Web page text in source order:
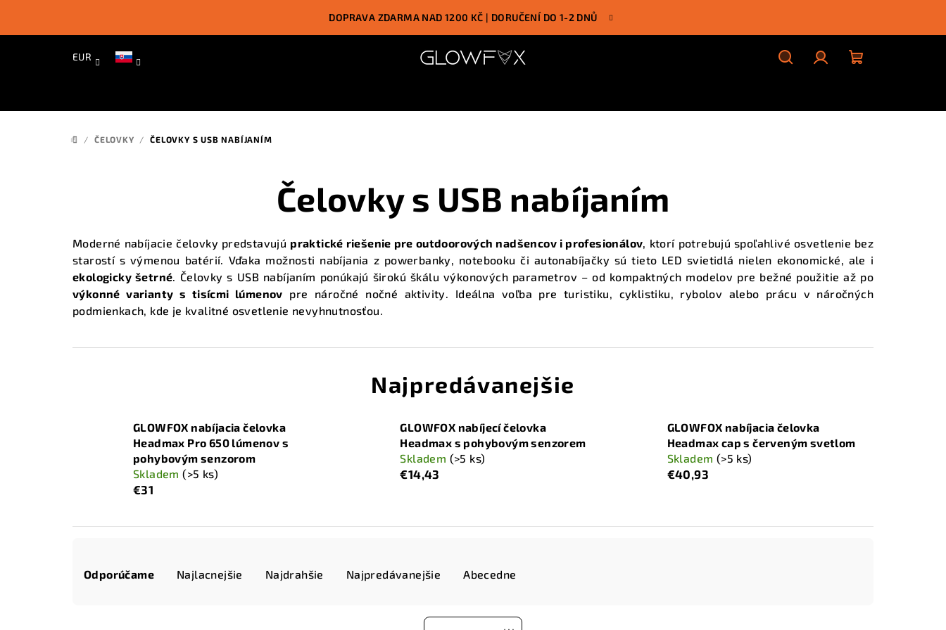
DOPRAVA ZDARMA NAD 1200 KČ | DORUČENÍ DO 1-2 DNŮ
EUR
DOMOV
/ ČELOVKY / ČELOVKY S USB NABÍJANÍM
Čelovky s USB nabíjaním
Moderné nabíjacie čelovky predstavujú praktické riešenie pre outdoorových nadšencov i profesionálov, ktorí potrebujú spoľahlivé osvetlenie bez
starostí s výmenou batérií. Vďaka možnosti nabíjania z powerbanky, notebooku či autonabíjačky sú tieto LED svietidlá nielen ekonomické, ale i
ekologicky šetrné. Čelovky s USB nabíjaním ponúkajú širokú škálu výkonových parametrov – od kompaktných modelov pre bežné použitie až po
výkonné varianty s tisícmi lúmenov pre náročné nočné aktivity. Ideálna voľba pre turistiku, cyklistiku, rybolov alebo prácu v náročných
podmienkach, kde je kvalitné osvetlenie nevyhnutnosťou.
Najpredávanejšie
GLOWFOX nabíjacia čelovka
Headmax Pro 650 lúmenov s
pohybovým senzorom
Skladem(>5 ks)
€31
GLOWFOX nabíjecí čelovka
Headmax s pohybovým senzorem
Skladem (>5 ks)
€14,43
GLOWFOX nabíjacia čelovka
Headmax cap s červeným svetlom
Skladem (>5 ks)
€40,93
aOdporúčame Najlacnejšie Najdrahšie Najpredávanejšie Abecedne